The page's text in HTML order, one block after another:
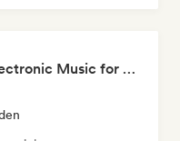
Techno/House & Electronic Music for Svea Playlists